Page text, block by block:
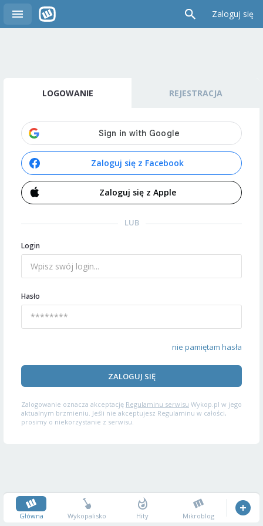
Zaloguj się
LOGOWANIE REJESTRACJA
Zaloguj się z Facebook
Zaloguj się z Apple
LUB
Login
Hasło
nie pamiętam hasła
ZALOGUJ SIĘ
Zalogowanie oznacza akceptację Regulaminu serwisu Wykop.pl w jego
aktualnym brzmieniu. Jeśli nie akceptujesz Regulaminu w całości,
prosimy o niekorzystanie z serwisu.
Główna Wykopalisko Hity Mikroblog